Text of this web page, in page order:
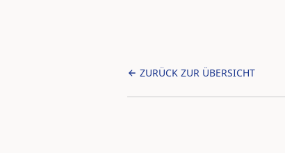
ZURÜCK ZUR ÜBERSICHT